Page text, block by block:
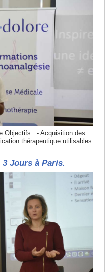
Objectifs : - Acquisition des
thérapeutique utilisables
Jours à Paris.